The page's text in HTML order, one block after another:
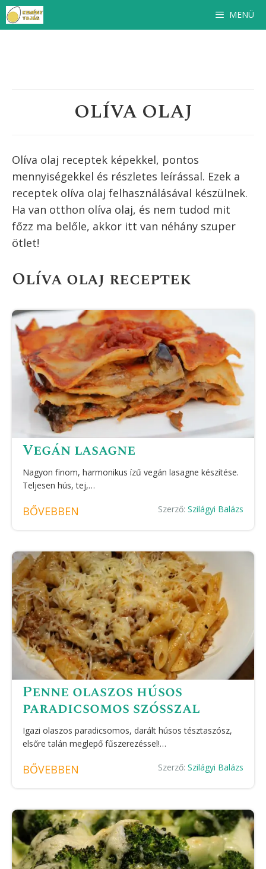
Kilépés
MENÜ
OLÍVA OLAJ
Olíva olaj receptek képekkel, pontos
mennyiségekkel és részletes leírással. Ezek a
receptek olíva olaj felhasználásával készülnek.
Ha van otthon olíva olaj, és nem tudod mit
főzz ma belőle, akkor itt van néhány szuper
ötlet!
Olíva olaj receptek
Vegán lasagne
Nagyon finom, harmonikus ízű vegán lasagne készítése.
Teljesen hús, tej,…
BŐVEBBEN Szerző: Szilágyi Balázs
Penne olaszos húsos
paradicsomos szósszal
Igazi olaszos paradicsomos, darált húsos tésztaszósz,
elsőre talán meglepő fűszerezéssel!…
BŐVEBBEN Szerző: Szilágyi Balázs